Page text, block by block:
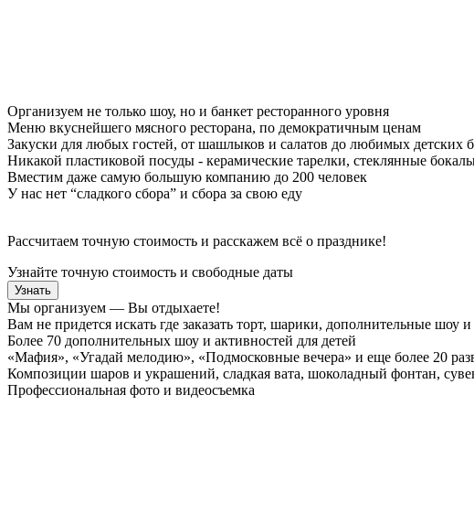
Организуем не только шоу, но и банкет ресторанного уровня
Меню вкуснейшего мясного ресторана, по демократичным ценам
Закуски для любых гостей, от шашлыков и салатов до любимых детских
Никакой пластиковой посуды - керамические тарелки, стеклянные
Вместим даже самую большую компанию до 200 человек
У нас нет “сладкого сбора” и сбора за свою еду
Рассчитаем точную стоимость и расскажем всё о празднике!
Узнайте точную стоимость и свободные даты
Узнать
Мы организуем — Вы отдыхаете!
Вам не придется искать где заказать торт, шарики, дополнительные шоу
Более 70 дополнительных шоу и активностей для детей
«Мафия», «Угадай мелодию», «Подмосковные вечера» и еще более 20
Композиции шаров и украшений, сладкая вата, шоколадный фонтан,
Профессиональная фото и видеосъемка